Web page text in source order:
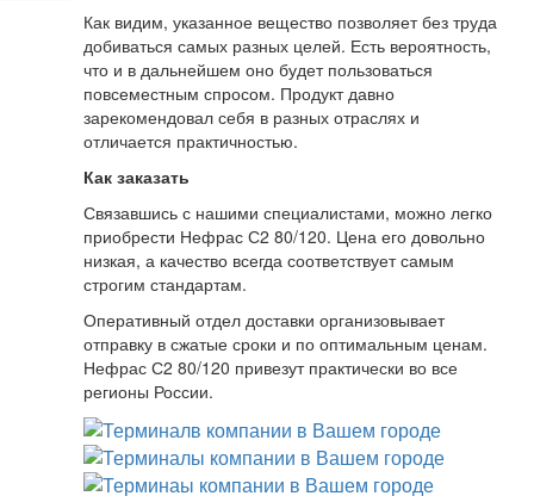
Как видим, указанное вещество позволяет без труда
добиваться самых разных целей. Есть вероятность,
что и в дальнейшем оно будет пользоваться
повсеместным спросом. Продукт давно
зарекомендовал себя в разных отраслях и
отличается практичностью.
Как заказать
Связавшись с нашими специалистами, можно легко
приобрести Нефрас С2 80/120. Цена его довольно
низкая, а качество всегда соответствует самым
строгим стандартам.
Оперативный отдел доставки организовывает
отправку в сжатые сроки и по оптимальным ценам.
Нефрас С2 80/120 привезут практически во все
регионы России.